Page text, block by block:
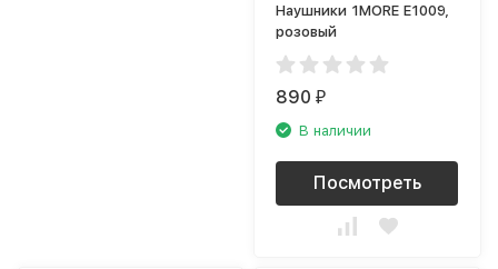
Наушники 1MORE E1009,
розовый
890₽
В наличии
Посмотреть